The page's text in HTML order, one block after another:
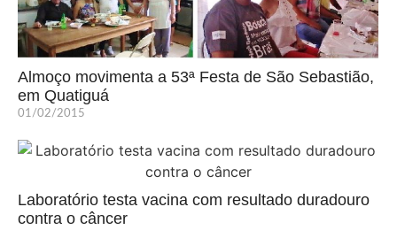
Almoço movimenta a 53ª Festa de São Sebastião,
em Quatiguá
01/02/2015
Laboratório testa vacina com resultado duradouro
contra o câncer